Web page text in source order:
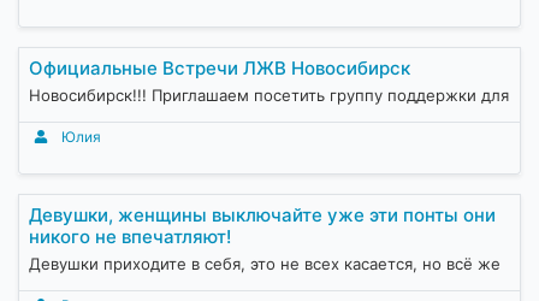
Официальные Встречи ЛЖВ Новосибирск
Новосибирск!!! Приглашаем посетить группу поддержки для
Юлия
Девушки, женщины выключайте уже эти понты они
никого не впечатляют!
Девушки приходите в себя, это не всех касается, но всё же